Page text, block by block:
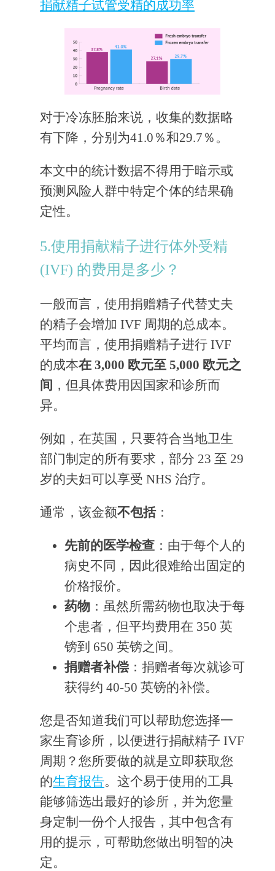
捐献精子试管受精的成功率
对于冷冻胚胎来说，收集的数据略
有下降，分别为41.0％和29.7％。
本文中的统计数据不得用于暗示或
预测风险人群中特定个体​​的结果确
定性。
5.使用捐献精子进行体外受精
(IVF) 的费用是多少？
一般而言，使用捐赠精子代替丈夫
的精子会增加 IVF 周期的总成本。
平均而言，使用捐赠精子进行 IVF
的成本在 3,000 欧元至 5,000 欧元之
间 ，但具体费用因国家和诊所而
异。
例如，在英国，只要符合当地卫生
部门制定的所有要求，部分 23 至 29
岁的夫妇可以享受 NHS 治疗。
通常，该金额不包括：
先前的医学检查 ：由于每个人的
病史不同，因此很难给出固定的
价格报价。
药物 ：虽然所需药物也取决于每
个患者，但平均费用在 350 英
镑到 650 英镑之间。
捐赠者补偿 ：捐赠者每次就诊可
获得约 40-50 英镑的补偿。
您是否知道我们可以帮助您选择一
家生育诊所，以便进行捐献精子 IVF
周期？您所要做的就是立即获取您
的生育报告。这个易于使用的工具
能够筛选出最好的诊所，并为您量
身定制一份个人报告，其中包含有
用的提示，可帮助您做出明智的决
定。